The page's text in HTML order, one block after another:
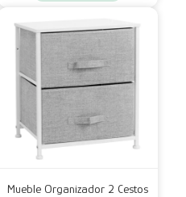
Mueble Organizador 2 Cestos